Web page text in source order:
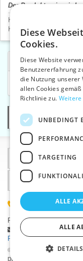
Der Produktpreis wird
Kleinpackungen auf Karte
Köperbänder und
Verwandte Kategorien
Köperbänder und
Kategorie
Informationen
©2026 Kurzwaren-Großhandel
Die Preise werden nach
Warum sollten Sie
(+420) 585
Plzeňská 868, 783 91
Stellen Sie eine Frage
Probleme bei der
Diese
Cookies.
Diese Website
Benutzererfahrung
die Nutzung unserer
allen Cookies
Richtlinie zu.
UNBEDINGT
TARGETING
ALLE
ALLE